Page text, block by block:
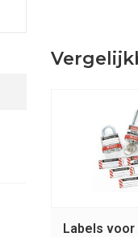
Labels voor